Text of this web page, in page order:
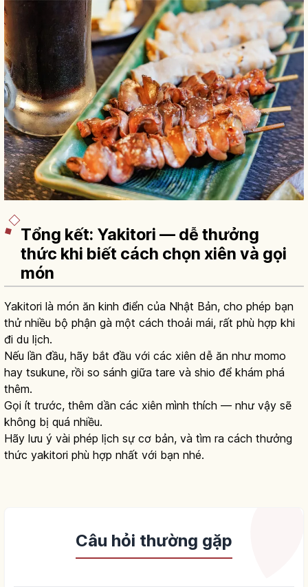
Tổng kết: Yakitori — dễ thưởng
thức khi biết cách chọn xiên và gọi
món
Yakitori là món ăn kinh điển của Nhật Bản, cho phép bạn
thử nhiều bộ phận gà một cách thoải mái, rất phù hợp khi
đi du lịch.
Nếu lần đầu, hãy bắt đầu với các xiên dễ ăn như momo
hay tsukune, rồi so sánh giữa tare và shio để khám phá
thêm.
Gọi ít trước, thêm dần các xiên mình thích — như vậy sẽ
không bị quá nhiều.
Hãy lưu ý vài phép lịch sự cơ bản, và tìm ra cách thưởng
thức yakitori phù hợp nhất với bạn nhé.
Câu hỏi thường gặp